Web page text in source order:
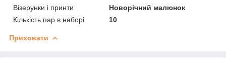
Візерунки і принти
Новорічний малюнок
Кількість пар в наборі
10
Приховати